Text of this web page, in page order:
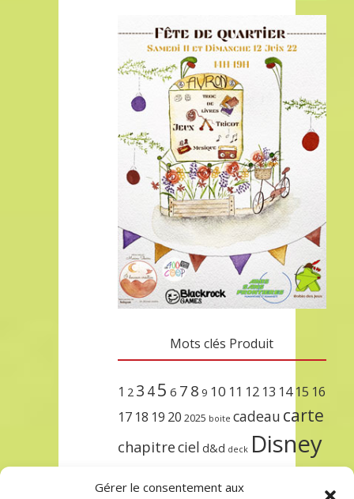
Gérer le consentement aux
Mots clés Produit
1 2 3 45 6 7 8 9 10 11 12 13 14 15 16
17 18 19 20 2025 boite cadeau carte
chapitreciel d&d deck Disney